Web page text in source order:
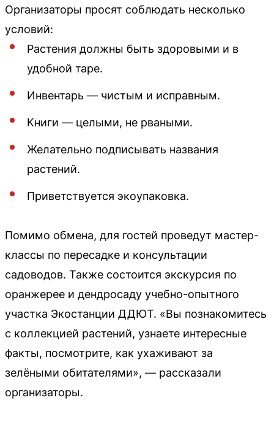
Организаторы просят соблюдать несколько
условий:
Растения должны быть здоровыми и в
удобной таре.
Инвентарь — чистым и исправным.
Книги — целыми, не рваными.
Желательно подписывать названия
растений.
Приветствуется экоупаковка.
Помимо обмена, для гостей проведут мастер-
классы по пересадке и консультации
садоводов. Также состоится экскурсия по
оранжерее и дендросаду учебно-опытного
участка Экостанции ДДЮТ. «Вы познакомитесь
с коллекцией растений, узнаете интересные
факты, посмотрите, как ухаживают за
зелёными обитателями», — рассказали
организаторы.